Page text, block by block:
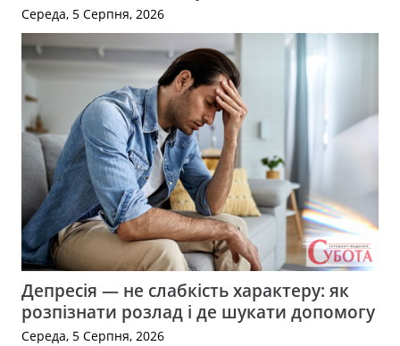
Середа, 5 Серпня, 2026
Депресія — не слабкість характеру: як
розпізнати розлад і де шукати допомогу
Середа, 5 Серпня, 2026